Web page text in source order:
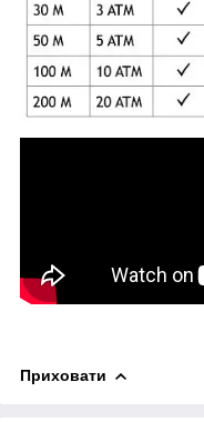
Приховати